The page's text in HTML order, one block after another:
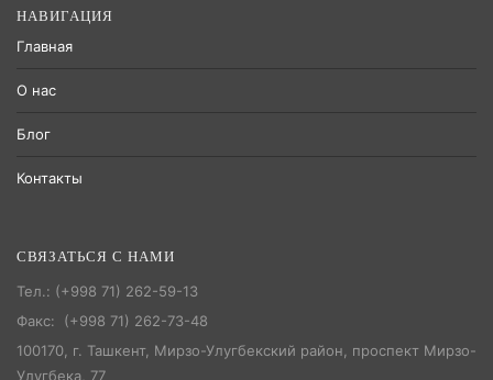
НАВИГАЦИЯ
Главная
О нас
Блог
Контакты
СВЯЗАТЬСЯ С НАМИ
Тел.: (+998 71) 262-59-13
Факс: (+998 71) 262-73-48
100170, г. Ташкент, Мирзо-Улугбекский район, проспект Мирзо-
Улугбека, 77